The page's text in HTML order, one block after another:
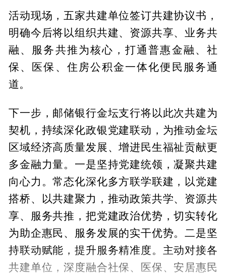
活动现场，五家共建单位签订共建协议书，
明确今后将以组织共建、资源共享、业务共
融、服务共推为核心，打通普惠金融、社
保、医保、住房公积金一体化便民服务通
道。
下一步，邮储银行金坛支行将以此次共建为
契机，持续深化政银党建联动，为推动金坛
区域经济高质量发展、增进民生福祉贡献更
多金融力量。一是坚持党建统领，凝聚共建
向心力。常态化深化多方联学联建，以党建
搭桥、以共建聚力，推动政策共学、资源共
享、服务共推，把党建政治优势，切实转化
为助企惠民、服务发展的实干优势。二是坚
持联动赋能，提升服务精准度。主动对接各
共建单位，深度融合社保、医保、安居惠民